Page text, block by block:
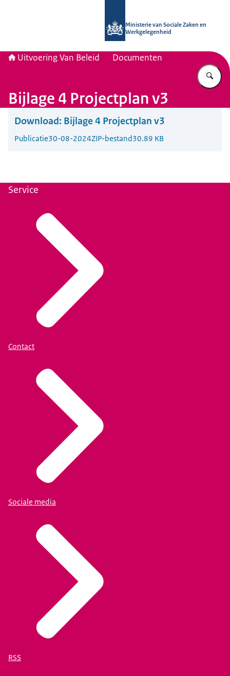
Ministerie van Sociale Zaken en
Werkgelegenheid
Uitvoering Van Beleid Documenten
Bijlage 4 Projectplan v3
Download: Bijlage 4 Projectplan v3
Publicatie30-08-2024ZIP-bestand30.89 KB
Service
Contact
Sociale media
RSS